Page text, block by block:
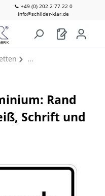
📞 +49 (0) 202 2 77 22 0
info@schilder-klar.de
Rand
Schrift und